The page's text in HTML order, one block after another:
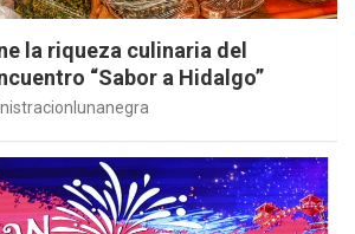
la riqueza culinaria del
“Sabor a Hidalgo”